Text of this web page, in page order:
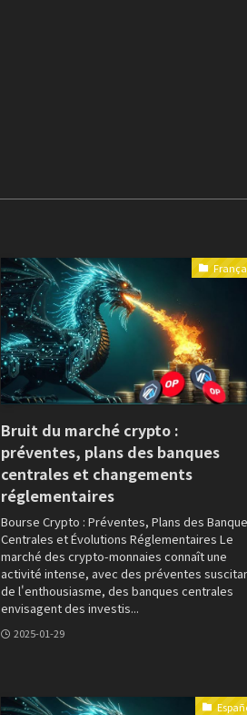
Bruit du marché crypto :
préventes, plans des banques
centrales et changements
réglementaires
Bourse Crypto : Préventes, Plans des
Centrales et Évolutions Réglementaires Le
marché des crypto-monnaies connaît une
activité intense, avec des préventes
de l'enthousiasme, des banques centrales
envisagent des investis...
2025-01-29